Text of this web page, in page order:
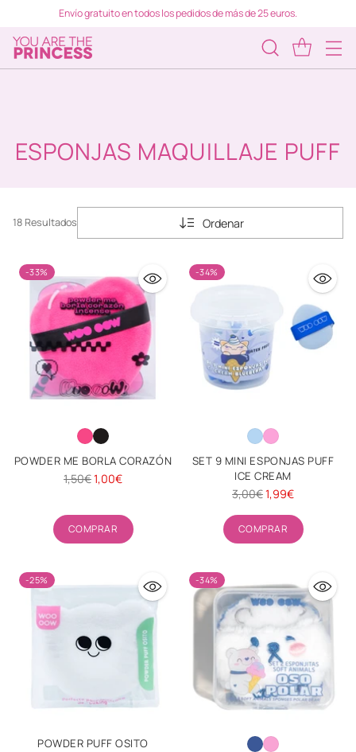
Envío gratuito en todos los pedidos de más de 25 euros.
ESPONJAS MAQUILLAJE PUFF
Ordenar
18 Resultados
-33%
POWDER ME BORLA CORAZÓN
Precio
1,50€1,00€
COMPRAR
Cantidad
-34%
SET 9 MINI ESPONJAS PUFF
ICE CREAM
Precio
3,00€1,99€
COMPRAR
Cantidad
-25%
POWDER PUFF OSITO
-34%